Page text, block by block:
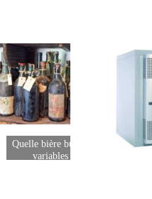
Quelle bière buvez-vous ? Les
variables du produit